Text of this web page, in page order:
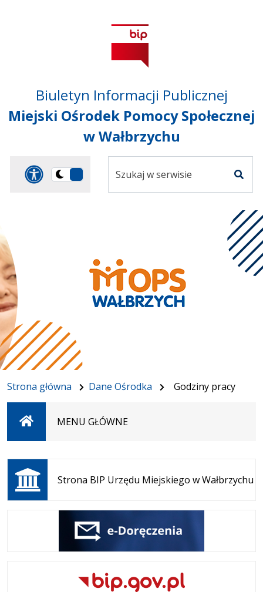
Przejdź do
głównego menu
Przejdź do treści
Przejdź do mapy
serwisu
Biuletyn Informacji Publicznej
Miejski Ośrodek Pomocy Społecznej
w Wałbrzychu
Panel dostosowania
Przełącz
serwisie
Strona główna Dane Ośrodka Godziny pracy
StronaMENU GŁÓWNE
Strona BIP Urzędu Miejskiego w Wałbrzychu
Otwiera
się w
nowej
karcie